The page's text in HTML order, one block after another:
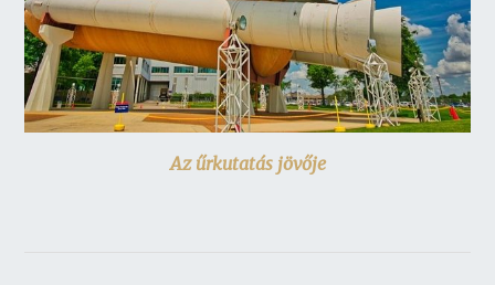
Az űrkutatás jövője